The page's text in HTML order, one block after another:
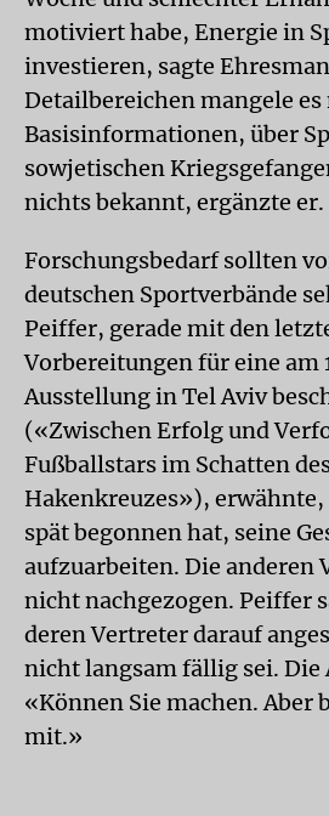
motiviert habe, Energie in
investieren, sagte
Detailbereichen mangele es
Basisinformationen, über
sowjetischen
nichts bekannt, ergänzte er.
Forschungsbedarf sollten
deutschen Sportverbände
Peiffer, gerade mit den
Vorbereitungen für eine am
Ausstellung in Tel Aviv
(«Zwischen Erfolg und
Fußballstars im Schatten
Hakenkreuzes»), erwähnte,
spät begonnen hat, seine
aufzuarbeiten. Die anderen
nicht nachgezogen. Peiffer
deren Vertreter darauf
nicht langsam fällig sei. Die
«Können Sie machen. Aber
mit.»